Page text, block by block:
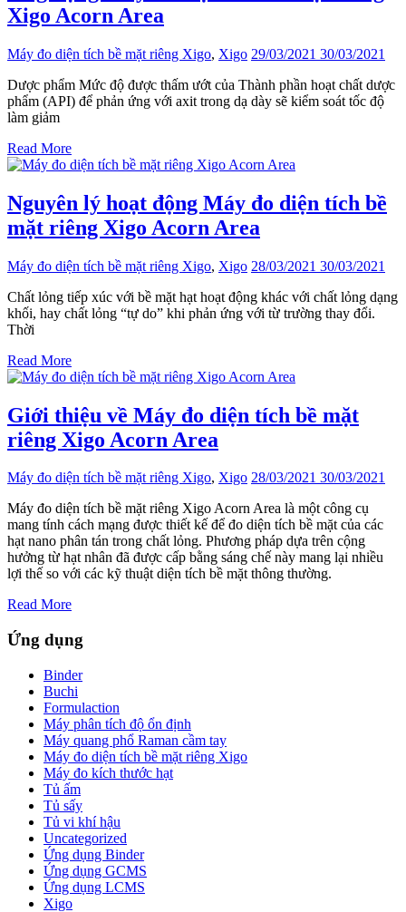
Xigo Acorn Area
Máy đo diện tích bề mặt riêng Xigo, Xigo 29/03/2021 30/03/2021
Dược phẩm Mức độ được thấm ướt của Thành phần hoạt chất dược
phẩm (API) để phản ứng với axit trong dạ dày sẽ kiểm soát tốc độ
làm giảm
Read More
Nguyên lý hoạt động Máy đo diện tích bề
mặt riêng Xigo Acorn Area
Máy đo diện tích bề mặt riêng Xigo, Xigo 28/03/2021 30/03/2021
Chất lỏng tiếp xúc với bề mặt hạt hoạt động khác với chất lỏng dạng
khối, hay chất lỏng “tự do” khi phản ứng với từ trường thay đổi.
Thời
Read More
Giới thiệu về Máy đo diện tích bề mặt
riêng Xigo Acorn Area
Máy đo diện tích bề mặt riêng Xigo, Xigo 28/03/2021 30/03/2021
Máy đo diện tích bề mặt riêng Xigo Acorn Area là một công cụ
mang tính cách mạng được thiết kế để đo diện tích bề mặt của các
hạt nano phân tán trong chất lỏng. Phương pháp dựa trên cộng
hưởng từ hạt nhân đã được cấp bằng sáng chế này mang lại nhiều
lợi thế so với các kỹ thuật diện tích bề mặt thông thường.
Read More
Ứng dụng
Binder
Buchi
Formulaction
Máy phân tích độ ổn định
Máy quang phổ Raman cầm tay
Máy đo diện tích bề mặt riêng Xigo
Máy đo kích thước hạt
Tủ ấm
Tủ sấy
Tủ vi khí hậu
Uncategorized
Ứng dụng Binder
Ứng dụng GCMS
Ứng dụng LCMS
Xigo